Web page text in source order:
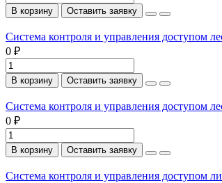
В корзину Оставить заявку
Система контроля и управления доступом
0 ₽
В корзину Оставить заявку
Система контроля и управления доступом
0 ₽
В корзину Оставить заявку
Система контроля и управления доступом